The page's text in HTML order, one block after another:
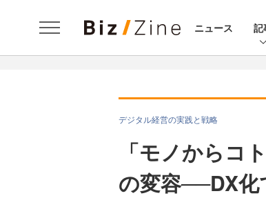
ニュース 記
デジタル経営の実践と戦略
「モノからコ
の変容──DX化